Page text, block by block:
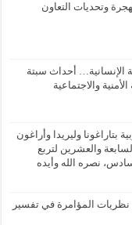
وتحديات التعاون
الإنسانية… أحداث سبتة
والاجتماعية
بتاراغونا وليريدا وأراغون
والعشرين لتربع
نصره الله وأيده
نظريات المؤامرة في تفسير